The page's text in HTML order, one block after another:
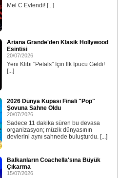
Mel C Evlendi! [...]
Ariana Grande'den Klasik Hollywood
Esintisi
20/07/2026
Yeni Klibi "Petals" İçin İlk İpucu Geldi!
[...]
2026 Dünya Kupası Finali "Pop"
Şovuna Sahne Oldu
20/07/2026
Sadece 11 dakika süren bu devasa
organizasyon; müzik dünyasının
devlerini aynı sahnede buluşturdu. [...]
Balkanların Coachella'sına Büyük
Çıkarma
15/07/2026